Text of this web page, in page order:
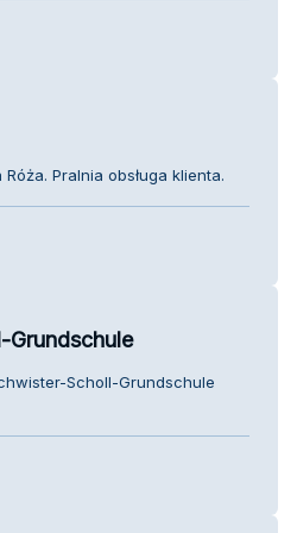
Pralnia obsługa klienta.
Grundschule
Scholl-Grundschule